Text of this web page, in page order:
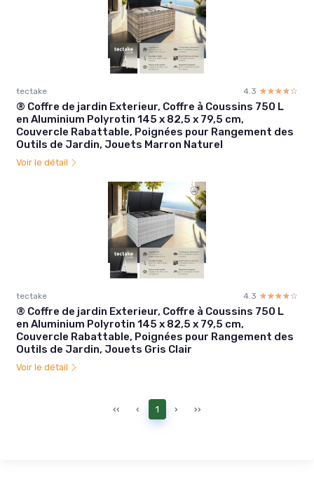
tectake 4.3 ☆☆☆☆☆
★★★★★
® Coffre de jardin Exterieur, Coffre à Coussins 750 L
en Aluminium Polyrotin 145 x 82,5 x 79,5 cm,
Couvercle Rabattable, Poignées pour Rangement des
Outils de Jardin, Jouets Marron Naturel
Voir le détail
tectake 4.3 ☆☆☆☆☆
★★★★★
® Coffre de jardin Exterieur, Coffre à Coussins 750 L
en Aluminium Polyrotin 145 x 82,5 x 79,5 cm,
Couvercle Rabattable, Poignées pour Rangement des
Outils de Jardin, Jouets Gris Clair
Voir le détail
‹‹ ‹ 1 › ››